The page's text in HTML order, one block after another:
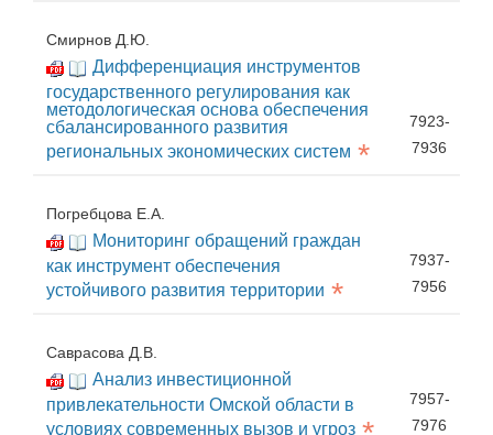
Смирнов Д.Ю.
Дифференциация инструментов
государственного регулирования как
методологическая основа обеспечения
сбалансированного развития
региональных экономических систем *
7923-
7936
Погребцова Е.А.
Мониторинг обращений граждан
как инструмент обеспечения
устойчивого развития территории *
7937-
7956
Саврасова Д.В.
Анализ инвестиционной
привлекательности Омской области в
условиях современных вызов и угроз
7957-
7976